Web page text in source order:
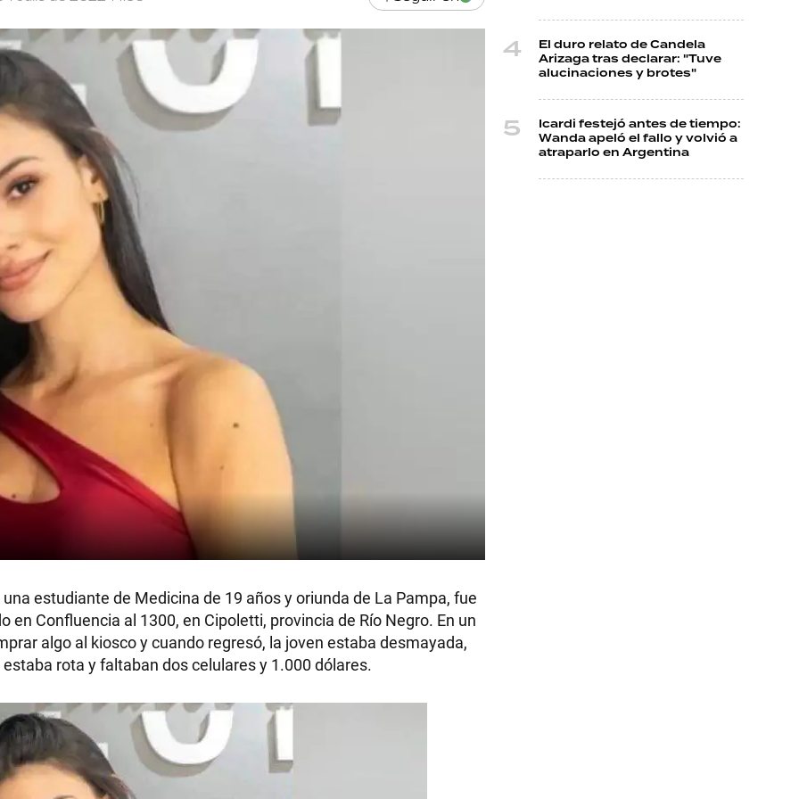
una estudiante de Medicina de 19 años y oriunda de La Pampa, fue
Confluencia al 1300, en Cipoletti, provincia de Río Negro. En un
algo al kiosco y cuando regresó, la joven estaba desmayada,
rota y faltaban dos celulares y 1.000 dólares.
El duro relato de Candela
Arizaga tras declarar: "Tuve
alucinaciones y brotes"
Icardi festejó antes de tiempo:
Wanda apeló el fallo y volvió a
atraparlo en Argentina